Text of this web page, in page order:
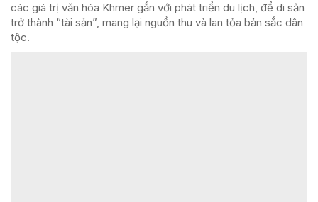
các giá trị văn hóa Khmer gắn với phát triển du lịch, để di sản
trở thành “tài sản”, mang lại nguồn thu và lan tỏa bản sắc dân
tộc.